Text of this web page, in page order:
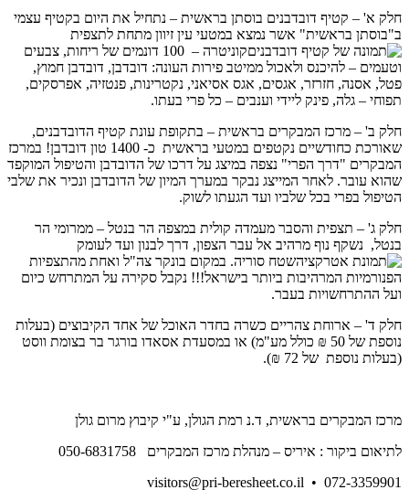
חלק א' – קטיף דובדבנים בוסתן בראשית – נתחיל את היום בקטיף עצמי
ב"בוסתן בראשית" אשר נמצא במטעי עין זיוון מתחת לתצפית
קוניטרה – 100 דונמים של ריחות, צבעים
וטעמים – להיכנס ולאכול ממיטב פירות העונה: דובדבן, דובדבן חמוץ,
פטל, אסנה, חזרזר, אגסים, אגס אסיאני, נקטרינות, פנטזיה, אפרסקים,
תפוחי – גלה, פינק ליידי וענבים – כל פרי בעתו.
חלק ב' – מרכז המבקרים בראשית – בתקופת עונת קטיף הדובדבנים,
שאורכת כחודשיים נקטפים במטעי בראשית כ- 1400 טון דובדבן! במרכז
המבקרים "דרך הפרי" נצפה במיצג על דרכו של הדובדבן והטיפול המוקפד
שהוא עובר. לאחר המייצג נבקר במערך המיון של הדובדבן ונכיר את שלבי
הטיפול בפרי בכל שלביו ועד הגעתו לשוק.
חלק ג' – תצפית והסבר מעמדה קולית במצפה הר בנטל – ממרומי הר
בנטל, נשקף נוף מרהיב אל עבר הצפון, דרך לבנון ועד לעומק
שטח סוריה. במקום בונקר צה"ל ואחת מהתצפיות
הפנורמיות המרהיבות ביותר בישראל!!! נקבל סקירה על המתרחש כיום
ועל ההתרחשויות בעבר.
חלק ד' – ארוחת צהריים כשרה בחדר האוכל של אחד הקיבוצים (בעלות
נוספת של 50 ₪ כולל מע"מ) או במסעדת אסאדו בורגר בר בצומת ווסט
(בעלות נוספת של 72 ₪).
מרכז המבקרים בראשית, ד.נ רמת הגולן, ע"י קיבוץ מרום גולן
לתיאום ביקור : איריס – מנהלת מרכז המבקרים 050-6831758
visitors@pri-beresheet.co.il • 072-3359901